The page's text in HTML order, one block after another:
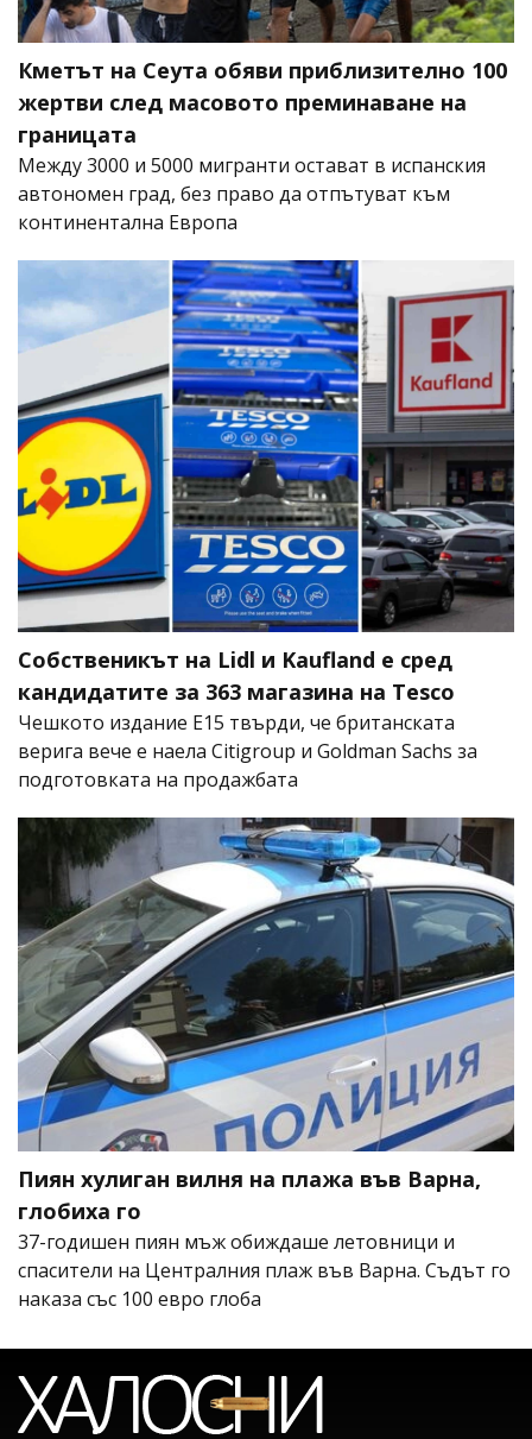
Кметът на Сеута обяви приблизително 100
жертви след масовото преминаване на
границата
Между 3000 и 5000 мигранти остават в испанския
автономен град, без право да отпътуват към
континентална Европа
Собственикът на Lidl и Kaufland е сред
кандидатите за 363 магазина на Tesco
Чешкото издание E15 твърди, че британската
верига вече е наела Citigroup и Goldman Sachs за
подготовката на продажбата
Пиян хулиган вилня на плажа във Варна,
глобиха го
37-годишен пиян мъж обиждаше летовници и
спасители на Централния плаж във Варна. Съдът го
наказа със 100 евро глоба